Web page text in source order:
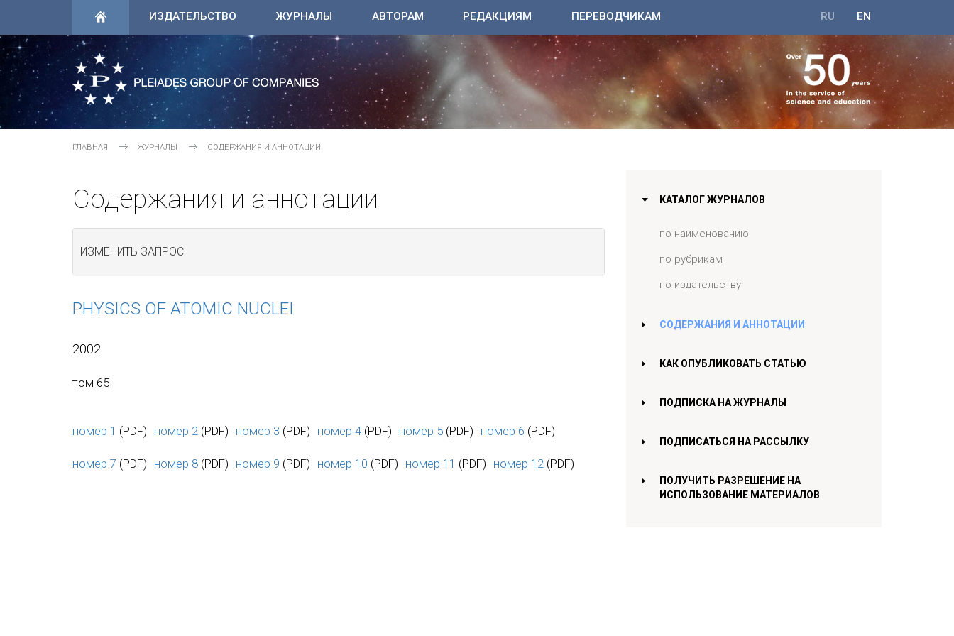
ИЗДАТЕЛЬСТВО ЖУРНАЛЫ АВТОРАМ РЕДАКЦИЯМ ПЕРЕВОДЧИКАМ EN
RU
ГЛАВНАЯ ЖУРНАЛЫ СОДЕРЖАНИЯ И АННОТАЦИИ
Содержания и аннотации
ИЗМЕНИТЬ ЗАПРОС
PHYSICS OF ATOMIC NUCLEI
2002
том 65
номер 1 (PDF) номер 2 (PDF) номер 3 (PDF) номер 4 (PDF) номер 5 (PDF) номер 6 (PDF)
номер 7 (PDF) номер 8 (PDF) номер 9 (PDF) номер 10 (PDF) номер 11 (PDF) номер 12 (PDF)
КАТАЛОГ ЖУРНАЛОВ
по наименованию
по рубрикам
по издательству
СОДЕРЖАНИЯ И АННОТАЦИИ
КАК ОПУБЛИКОВАТЬ СТАТЬЮ
ПОДПИСКА НА ЖУРНАЛЫ
ПОДПИСАТЬСЯ НА РАССЫЛКУ
ПОЛУЧИТЬ РАЗРЕШЕНИЕ НА
ИСПОЛЬЗОВАНИЕ МАТЕРИАЛОВ